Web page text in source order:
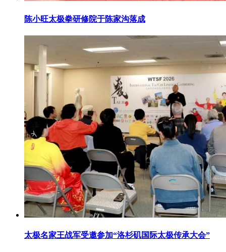
陈小旺太极拳研修院于陈家沟落成
太极名家王战军受邀参加“洛杉矶国际太极传承大会”